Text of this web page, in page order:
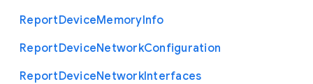
ReportDeviceMemoryInfo
ReportDeviceNetworkConfiguration
ReportDeviceNetworkInterfaces